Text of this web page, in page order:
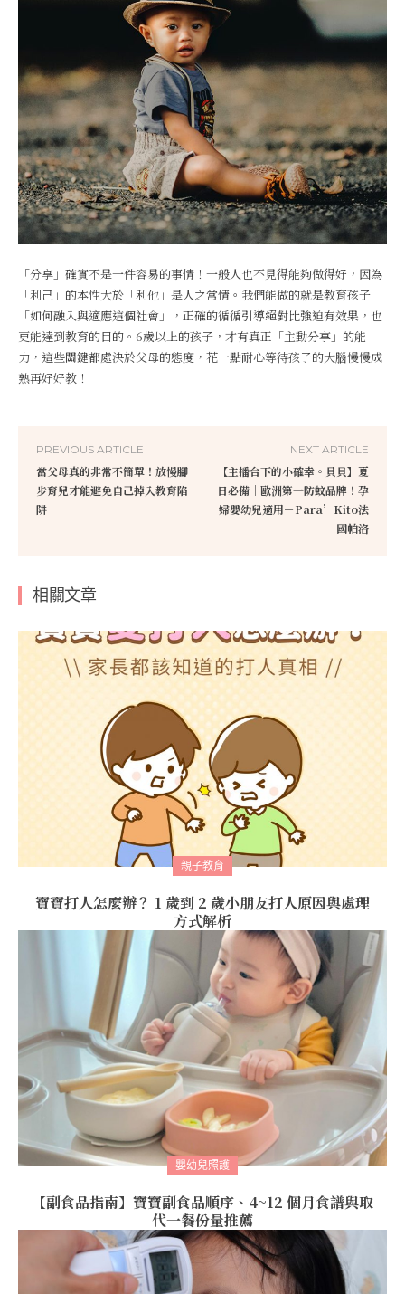
「分享」確實不是一件容易的事情！一般人也不見得能夠做得好，因為
「利己」的本性大於「利他」是人之常情。我們能做的就是教育孩子
「如何融入與適應這個社會」，正確的循循引導絕對比強迫有效果，也
更能達到教育的目的。6歲以上的孩子，才有真正「主動分享」的能
力，這些關鍵都處決於父母的態度，花一點耐心等待孩子的大腦慢慢成
熟再好好教！
PREVIOUS ARTICLE
當父母真的非常不簡單！放慢腳
步育兒才能避免自己掉入教育陷
阱
NEXT ARTICLE
【主播台下的小確幸。貝貝】夏
日必備｜歐洲第一防蚊品牌！孕
婦嬰幼兒適用－Para’Kito法
國帕洛
相關文章
親子教育
寶寶打人怎麼辦？ 1 歲到 2 歲小朋友打人原因與處理
方式解析
嬰幼兒照護
【副食品指南】寶寶副食品順序、4~12 個月食譜與取
代一餐份量推薦